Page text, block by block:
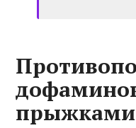
прыжками